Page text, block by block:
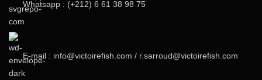
Whatsapp : (+212) 6 61 38 98 75
E-mail : info@victoirefish.com / r.sarroud@victoirefish.com